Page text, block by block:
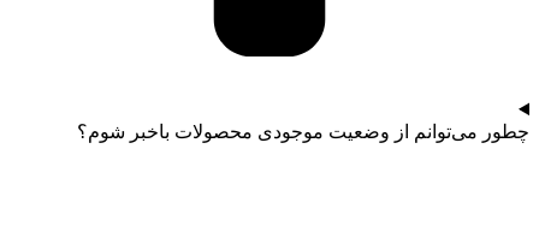
چطور می‌توانم از وضعیت موجودی محصولات باخبر شوم؟